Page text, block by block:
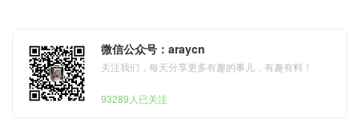
微信公众号：araycn
关注我们，每天分享更多有趣的事儿，有趣有料！
93289人已关注